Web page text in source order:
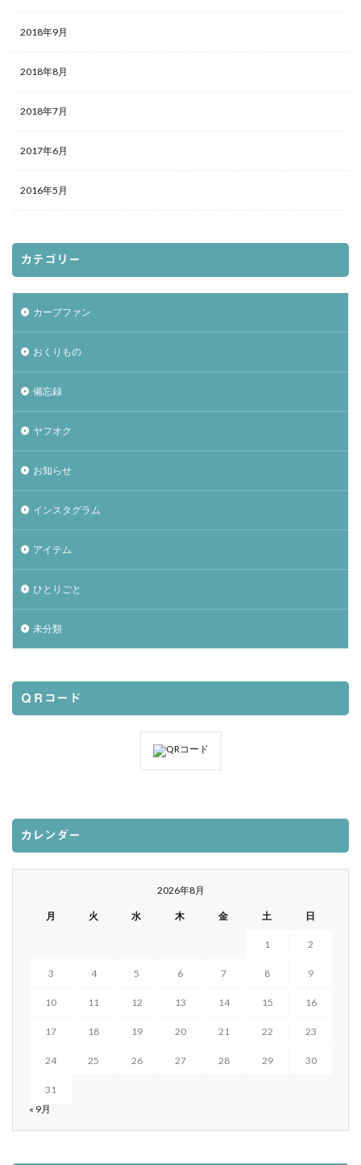
2018年9月
2018年8月
2018年7月
2017年6月
2016年5月
カテゴリー
カープファン
おくりもの
備忘録
ヤフオク
お知らせ
インスタグラム
アイテム
ひとりごと
未分類
ＱＲコード
カレンダー
2026年8月
月 火 水 木 金 土 日
1 2
3 4 5 6 7 8 9
10 11 12 13 14 15 16
17 18 19 20 21 22 23
24 25 26 27 28 29 30
31
« 9月